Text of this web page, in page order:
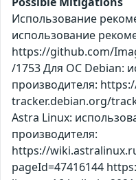
Использование
использование
https://github.com/
/1753 Для ОС Debian:
производителя:
tracker.debian.org/
Astra Linux:
производителя:
https://
pageId=47416144